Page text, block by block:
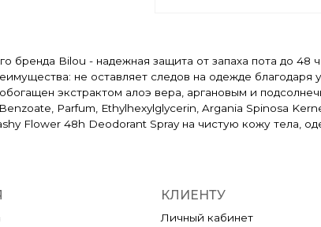
бренда Bilou - надежная защита от запаха пота до
не оставляет следов на одежде
экстрактом алоэ вера, аргановым и
Parfum, Ethylhexylglycerin, Argania Spinosa
Flower 48h Deodorant Spray на чистую кожу тела,
КЛИЕНТУ
Личный кабинет